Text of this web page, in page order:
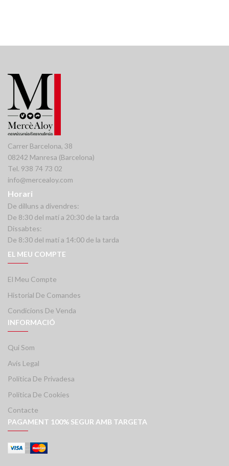
Carrer Barcelona, 38
08242 Manresa (Barcelona)
Tel. 938 74 73 02
info@mercealoy.com
Horari
De dilluns a divendres:
De 8:30 del matí a 20:30 de la tarda
Dissabtes:
De 8:30 del matí a 14:00 de la tarda
EL MEU COMPTE
El Meu Compte
Historial De Comandes
Condicions De Venda
INFORMACIÓ
Qui Som
Avís Legal
Política De Privadesa
Política De Cookies
Contacte
PAGAMENT 100% SEGUR AMB TARGETA